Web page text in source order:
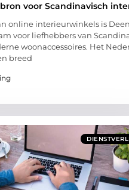
voor Scandinavisch
online interieurwinkels is
voor liefhebbers van
woonaccessoires. Het
breed